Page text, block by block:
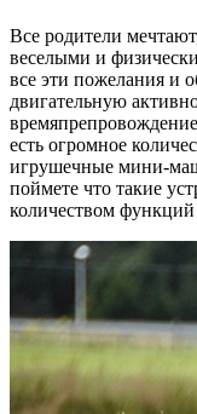
Все родители
веселыми и
все эти пожелания и
двигательную
есть огромное
игрушечные мини-
поймете что такие
количеством